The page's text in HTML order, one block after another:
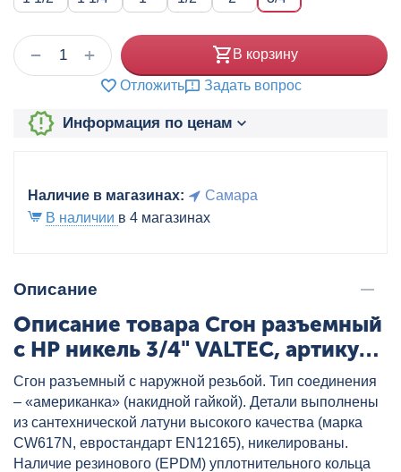
+
− В корзину
Отложить Задать вопрос
Информация по ценам
Наличие в магазинах:
Самара
В наличии в 4 магазинах
Описание
Описание товара Сгон разъемный
с НР никель 3/4" VALTEC, артикул:
VTr.728.N.0005
Сгон разъемный с наружной резьбой. Тип соединения
– «американка» (накидной гайкой). Детали выполнены
из сантехнической латуни высокого качества (марка
CW617N, евростандарт EN12165), никелированы.
Наличие резинового (EPDM) уплотнительного кольца